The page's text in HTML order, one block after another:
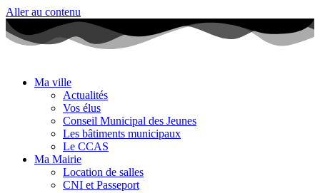
Aller au contenu
Ma ville
Actualités
Vos élus
Conseil Municipal des Jeunes
Les bâtiments municipaux
Le CCAS
Ma Mairie
Location de salles
CNI et Passeport